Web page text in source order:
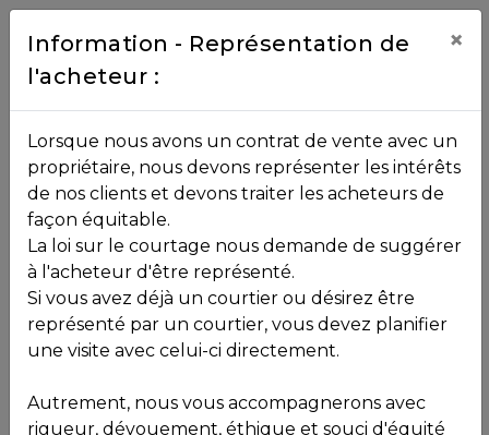
Contact
NOS
PROPRIÉTÉS
VOS
COURTIERS
Équipe
Toutes les propriétés
Vendu
, , ,
J8B 2G4
Voir plus de photos
Information - Représentation de
l'acheteur :
×
Lorsque nous avons un contrat de vente avec un
propriétaire, nous devons représenter les intérêts
de nos clients et devons traiter les acheteurs de
façon équitable.
La loi sur le courtage nous demande de suggérer
à l'acheteur d'être représenté.
Si vous avez déjà un courtier ou désirez être
représenté par un courtier, vous devez planifier
une visite avec celui-ci directement.
Autrement, nous vous accompagnerons avec
rigueur, dévouement, éthique et souci d'équité